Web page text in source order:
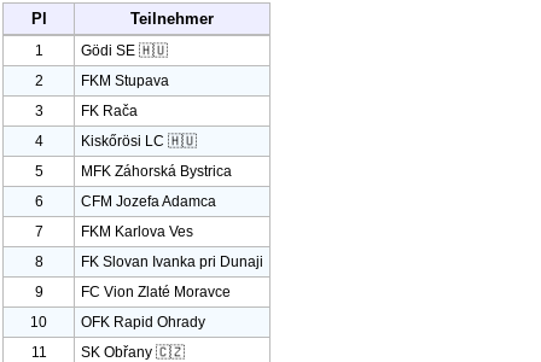
Pl Teilnehmer
1
Gödi SE 🇭🇺
2
FKM Stupava
3
FK Rača
4
Kiskőrösi LC 🇭🇺
5
MFK Záhorská Bystrica
6
CFM Jozefa Adamca
7
FKM Karlova Ves
8
FK Slovan Ivanka pri Dunaji
9
FC Vion Zlaté Moravce
10
OFK Rapid Ohrady
11
SK Obřany 🇨🇿